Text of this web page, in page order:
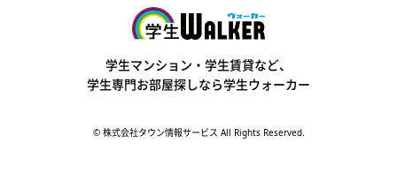
学生マンション・学生賃貸など、
学生専門お部屋探しなら学生ウォーカー
© 株式会社タウン情報サービス All Rights Reserved.